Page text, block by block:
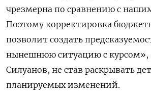
чрезмерна по сравнению с
Поэтому корректировка
позволит создать
нынешнюю ситуацию с курсом»,
Силуанов, не став раскрывать
планируемых изменений.